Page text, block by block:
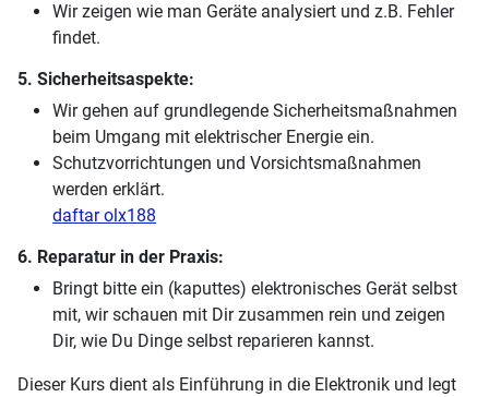
Wir zeigen wie man Geräte analysiert und z.B. Fehler
findet.
5. Sicherheitsaspekte:
Wir gehen auf grundlegende Sicherheitsmaßnahmen
beim Umgang mit elektrischer Energie ein.
Schutzvorrichtungen und Vorsichtsmaßnahmen
werden erklärt.
daftar olx188
6. Reparatur in der Praxis:
Bringt bitte ein (kaputtes) elektronisches Gerät selbst
mit, wir schauen mit Dir zusammen rein und zeigen
Dir, wie Du Dinge selbst reparieren kannst.
Dieser Kurs dient als Einführung in die Elektronik und legt